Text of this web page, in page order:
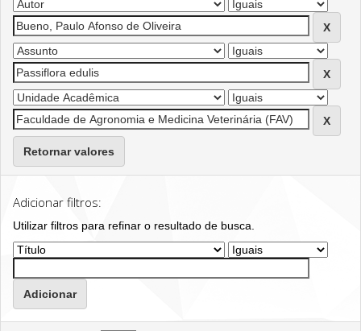
Retornar valores
Adicionar filtros:
Utilizar filtros para refinar o resultado de busca.